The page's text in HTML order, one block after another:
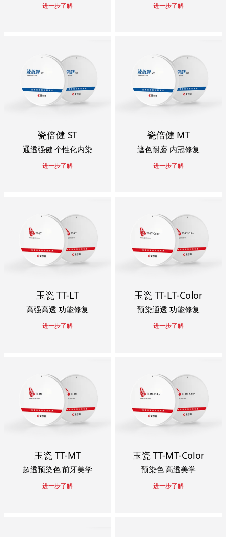
进一步了解 进一步了解
瓷倍健 ST
通透强健 个性化内染
进一步了解
瓷倍健 MT
遮色耐磨 内冠修复
进一步了解
玉瓷 TT-LT
高强高透 功能修复
进一步了解
玉瓷 TT-LT-Color
预染通透 功能修复
进一步了解
玉瓷 TT-MT
超透预染色 前牙美学
进一步了解
玉瓷 TT-MT-Color
预染色 高透美学
进一步了解